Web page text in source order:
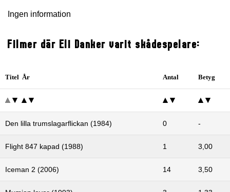
Ingen information
Filmer där Eli Danker varit skådespelare:
Titel År Antal Betyg
Den lilla trumslagarflickan (1984) 0 -
Flight 847 kapad (1988) 1 3,00
Iceman 2 (2006) 14 3,50